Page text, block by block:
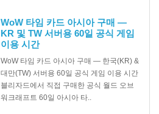
WoW 타임 카드 아시아 구매 —
KR 및 TW 서버용 60일 공식 게임
이용 시간
WoW 타임 카드 아시아 구매 — 한국(KR) &
대만(TW) 서버용 60일 공식 게임 이용 시간
블리자드에서 직접 구매한 공식 월드 오브
워크래프트 60일 아시아 타..